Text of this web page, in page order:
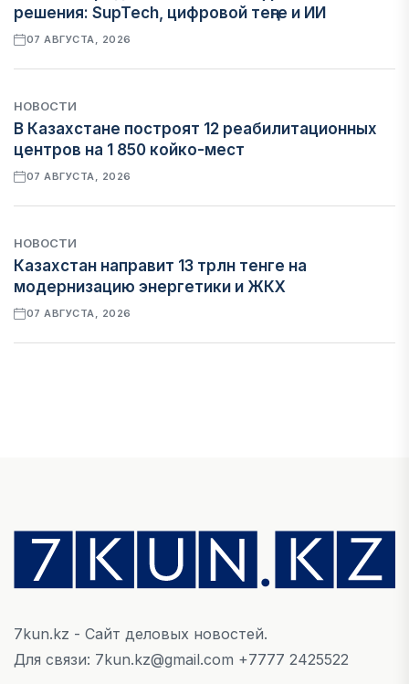
решения: SupTech, цифровой теңге и ИИ
07 АВГУСТА, 2026
НОВОСТИ
В Казахстане построят 12 реабилитационных
центров на 1 850 койко-мест
07 АВГУСТА, 2026
НОВОСТИ
Казахстан направит 13 трлн тенге на
модернизацию энергетики и ЖКХ
07 АВГУСТА, 2026
Денежно-кредитная политика влияет не
только на спрос, но и на предложение труда
07 АВГУСТА, 2026
НОВОСТИ
7kun.kz - Сайт деловых новостей.
Для связи: 7kun.kz@gmail.com +7777 2425522